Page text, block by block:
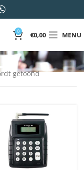
0 €0,00 MENU
getoond